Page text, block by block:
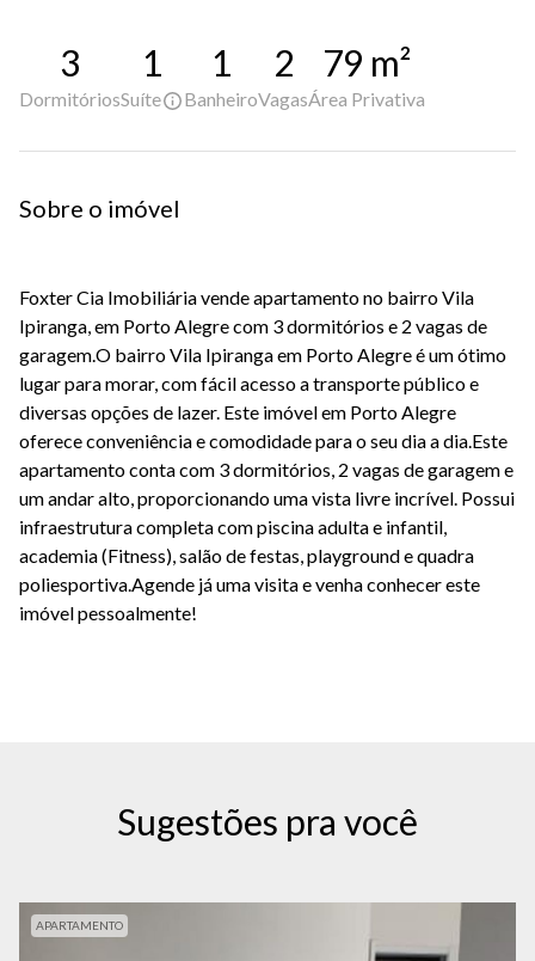
3
Dormitórios
1
Suíte
1
Banheiro
2
Vagas
79 m²
Área Privativa
Sobre o imóvel
Foxter Cia Imobiliária vende apartamento no bairro Vila
Ipiranga, em Porto Alegre com 3 dormitórios e 2 vagas de
garagem.O bairro Vila Ipiranga em Porto Alegre é um ótimo
lugar para morar, com fácil acesso a transporte público e
diversas opções de lazer. Este imóvel em Porto Alegre
oferece conveniência e comodidade para o seu dia a dia.Este
apartamento conta com 3 dormitórios, 2 vagas de garagem e
um andar alto, proporcionando uma vista livre incrível. Possui
infraestrutura completa com piscina adulta e infantil,
academia (Fitness), salão de festas, playground e quadra
poliesportiva.Agende já uma visita e venha conhecer este
imóvel pessoalmente!
Sugestões pra você
APARTAMENTO